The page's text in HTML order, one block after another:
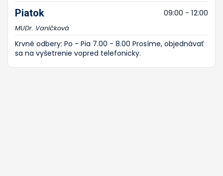
Piatok 09:00 - 12:00
MUDr. Vaníčková
Krvné odbery: Po - Pia 7.00 - 8.00 Prosíme, objednávať
sa na vyšetrenie vopred telefonicky.